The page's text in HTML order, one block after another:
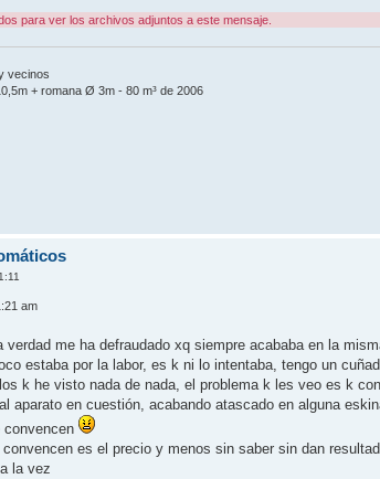
para ver los archivos adjuntos a este mensaje.
vecinos
+ romana Ø 3m - 80 m³ de 2006
am
verdad me ha defraudado xq siempre acababa en la
estaba por la labor, es k ni lo intentaba, tengo un
k he visto nada de nada, el problema k les veo es k
aparato en cuestión, acabando atascado en alguna
es el precio y menos sin saber sin dan
la vez